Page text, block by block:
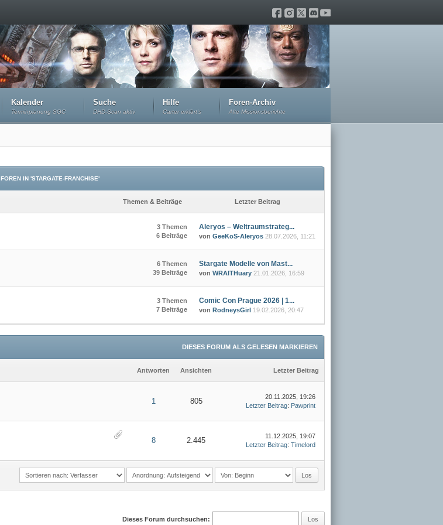
Kalender
Terminplanung SGC
Suche
DHD-Scan aktiv
Hilfe
Carter erklärt's
Foren-Archiv
Alte Missionsberichte
FOREN IN 'STARGATE-FRANCHISE'
Themen & Beiträge Letzter Beitrag
3 Themen
6 Beiträge
Aleryos – Weltraumstrateg...
von GeeKoS-Aleryos 28.07.2026, 11:21
6 Themen
39 Beiträge
Stargate Modelle von Mast...
von WRAITHuary 21.01.2026, 16:59
3 Themen
7 Beiträge
Comic Con Prague 2026 | 1...
von RodneysGirl 19.02.2026, 20:47
DIESES FORUM ALS GELESEN MARKIEREN
Antworten Ansichten Letzter Beitrag
1 805
20.11.2025, 19:26
Letzter Beitrag: Pawprint
8 2.445
11.12.2025, 19:07
Letzter Beitrag: Timelord
Dieses Forum durchsuchen: